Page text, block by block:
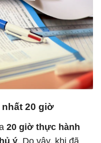
nhất 20 giờ
20 giờ thực hành